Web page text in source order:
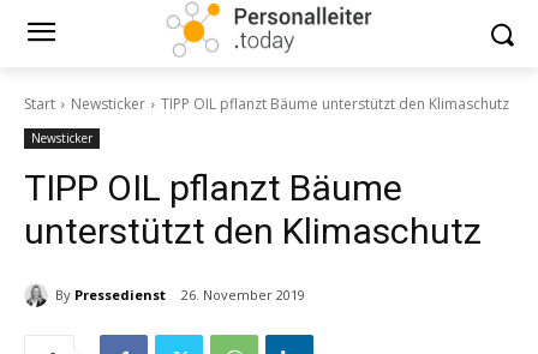
Start Newsticker TIPP OIL pflanzt Bäume unterstützt den Klimaschutz
Newsticker
TIPP OIL pflanzt Bäume
unterstützt den Klimaschutz
By Pressedienst 26. November 2019